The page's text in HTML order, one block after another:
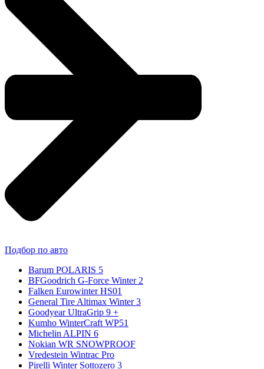
Подбор по авто
Barum POLARIS 5
BFGoodrich G-Force Winter 2
Falken Eurowinter HS01
General Tire Altimax Winter 3
Goodyear UltraGrip 9 +
Kumho WinterCraft WP51
Michelin ALPIN 6
Nokian WR SNOWPROOF
Vredestein Wintrac Pro
Pirelli Winter Sottozero 3